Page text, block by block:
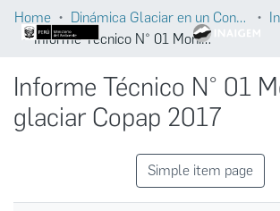
Home Dinámica Glaciar en un Contexto de Cambio Climático
Informe Técnico N° 01 Monitoreo glaciar Copap 2017
Informe Técnico N° 01
glaciar Copap 2017
Simple item page